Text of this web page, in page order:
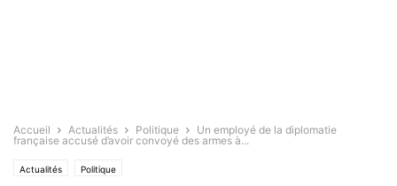
Accueil Actualités Politique
Un employé de la diplomatie
française accusé d’avoir convoyé des armes à...
Actualités Politique